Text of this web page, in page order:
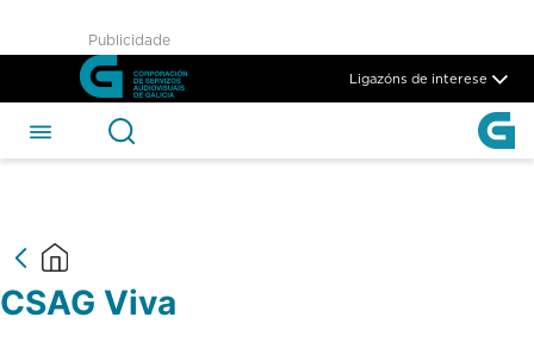
Skip to Main Content
CSAG Viva - CSAG
Publicidade
Ligazóns de interese
CSAG Viva